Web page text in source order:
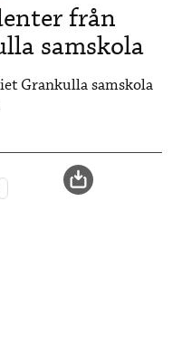
från
samskola
Grankulla samskola